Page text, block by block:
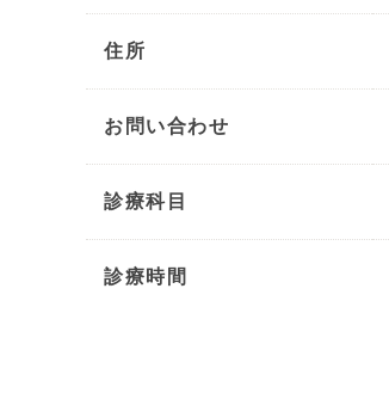
住所
お問い合わせ
診療科目
診療時間